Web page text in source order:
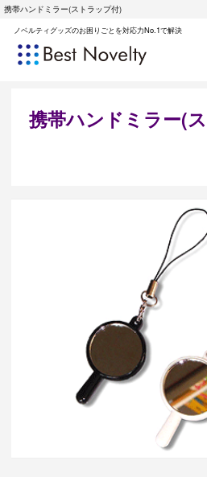
携帯ハンドミラー(ストラップ付)
ノベルティグッズのお困りごとを対応力No.1で解決
携帯ハンドミラー(